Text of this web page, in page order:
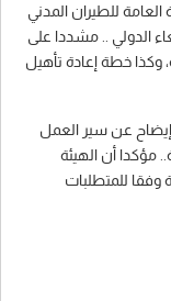
العامة للطيران المدني
الدولي .. مشددا على
وكذا خطة إعادة تأهيل
إيضاح عن سير العمل
مؤكدا أن الهيئة
وفقا للمتطلبات